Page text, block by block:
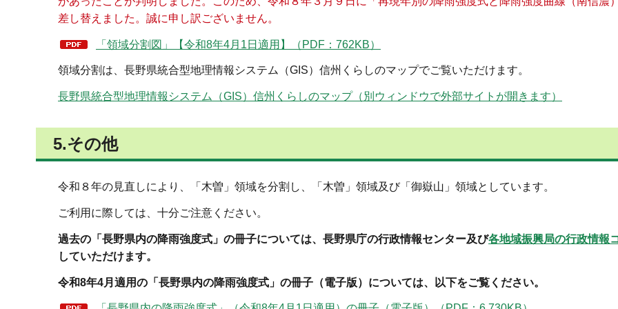
差し替えました。誠に申し訳ございません。
「領域分割図」【令和8年4月1日適用】（PDF：762KB）
領域分割は、長野県統合型地理情報システム（GIS）信州くらしのマップでご覧いただけます。
長野県統合型地理情報システム（GIS）信州くらしのマップ（別ウィンドウで外部サイトが開きます）
5.その他
令和８年の見直しにより、「木曽」領域を分割し、「木曽」領域及び「御嶽山」領域としています。
ご利用に際しては、十分ご注意ください。
過去の「長野県内の降雨強度式」の冊子については、長野県庁の行政情報センター及び各地域振興局の行政情報
していただけます。
令和8年4月適用の「長野県内の降雨強度式」の冊子（電子版）については、以下をご覧ください。